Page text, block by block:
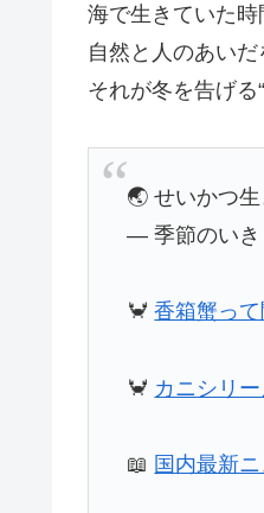
海で生きていた時
自然と人のあいだ
それが冬を告げる
🌏 せいかつ
― 季節のいき
🦀香箱蟹っ
🦀 カニシリ
📖 国内最新